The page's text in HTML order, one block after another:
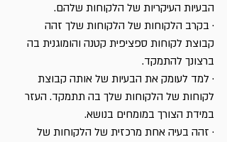
הבעיות העיקריות של הלקוחות שלהם.
· בקרב הלקוחות של הלקוחות שלך זהה
קבוצת לקוחות ספציפית קטנה והומוגנית בה
ברצונך להתמקד.
· למד לעומק את הבעיות של אותה קבוצת
לקוחות של הלקוחות שלך בה תתמקד. העזר
במידת הצורך במומחים בנושא.
· זהה בעיה אחת מרכזית של הלקוחות של